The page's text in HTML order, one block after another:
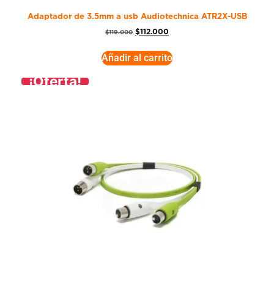
Adaptador de 3.5mm a usb Audiotechnica ATR2X-USB
$119.000 $112.000
Añadir al carrito
¡Oferta!